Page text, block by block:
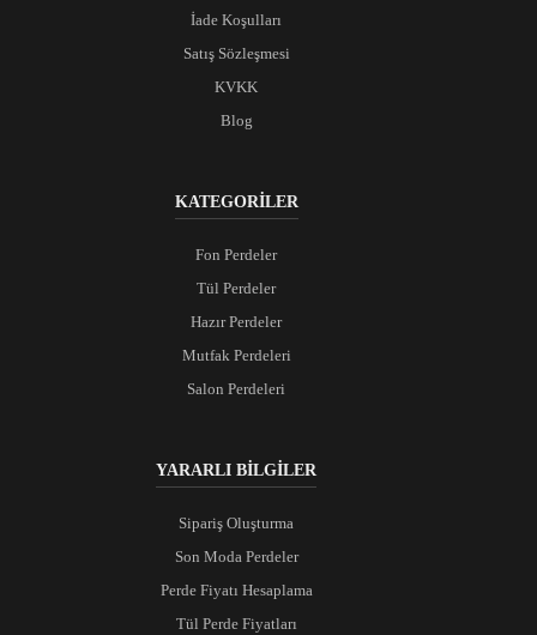
İade Koşulları
Satış Sözleşmesi
KVKK
Blog
KATEGORİLER
Fon Perdeler
Tül Perdeler
Hazır Perdeler
Mutfak Perdeleri
Salon Perdeleri
YARARLI BİLGİLER
Sipariş Oluşturma
Son Moda Perdeler
Perde Fiyatı Hesaplama
Tül Perde Fiyatları